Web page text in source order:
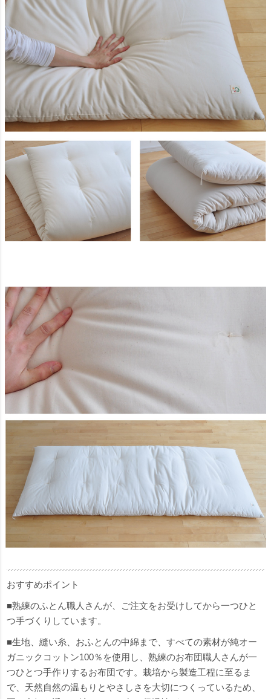
おすすめポイント
■熟練のふとん職人さんが、ご注文をお受けしてから一つひと
つ手づくりしています。
■生地、縫い糸、おふとんの中綿まで、すべての素材が純オー
ガニックコットン100％を使用し、熟練のお布団職人さんが一
つひとつ手作りするお布団です。栽培から製造工程に至るま
で、天然自然の温もりとやさしさを大切につくっているため、